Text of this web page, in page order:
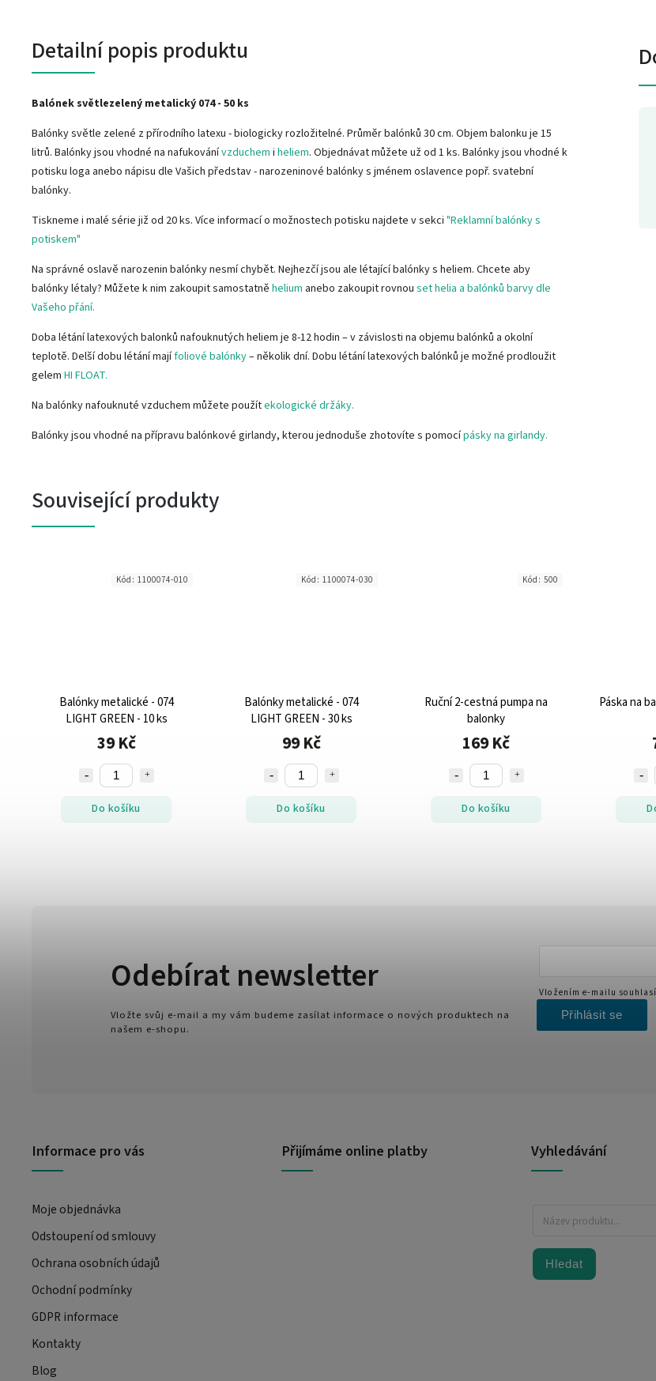
Detailní popis produktu
Balónek světlezelený metalický 074 - 50 ks
Balónky světle zelené z přírodního latexu - biologicky rozložitelné. Průměr balónků 30 cm. Objem balonku je 15
litrů. Balónky jsou vhodné na nafukovánívzduchem i heliem. Objednávat můžete už od 1 ks. Balónky jsou vhodné k
potisku loga anebo nápisu dle Vašich představ - narozeninové balónky s jménem oslavence popř. svatební
balónky.
Tiskneme i malé série již od 20 ks. Více informací o možnostech potisku najdete v sekci "Reklamní balónky s
potiskem"
Na správné oslavě narozenin balónky nesmí chybět. Nejhezčí jsou ale létající balónky s heliem. Chcete aby
balónky létaly? Můžete k nim zakoupit samostatně helium anebo zakoupit rovnou set helia a balónků barvy dle
Vašeho přání.
Doba létání latexových balonků nafouknutých heliem je 8-12 hodin – v závislosti na objemu balónků a okolní
teplotě. Delší dobu létání majífoliové balónky– několik dní. Dobu létání latexových balónků je možné prodloužit
gelem HI FLOAT.
Na balónky nafouknuté vzduchem můžete použítekologické držáky.
Balónky jsou vhodné na přípravu balónkové girlandy, kterou jednoduše zhotovíte s pomocípásky na girlandy.
Související produkty
Balónky metalické - 074
LIGHT GREEN - 10 ks
39 Kč
Do košíku
Kód: 1100074-010
Balónky metalické - 074
LIGHT GREEN - 30 ks
99 Kč
Do košíku
Kód: 1100074-030
Ruční 2-cestná pumpa na
balonky
169 Kč
Do košíku
Kód: 500
Páska na
Informace pro vás
Moje objednávka
Odstoupení od smlouvy
Ochrana osobních údajů
Ochodní podmínky
GDPR informace
Kontakty
Blog
Přijímáme online platby Vyhledávání
Hledat
Odebírat newsletter
Vložte svůj e-mail a my vám budeme zasílat informace o nových produktech na
našem e-shopu.
Vložením e-mailu
Přihlásit se